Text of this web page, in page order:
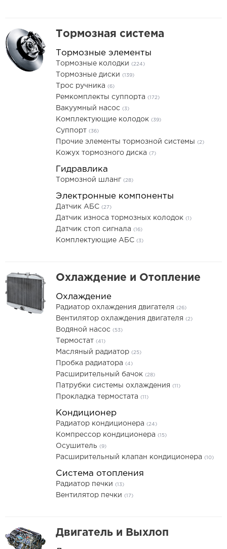
Тормозная система
Тормозные элементы
Тормозные колодки (224)
Тормозные диски (139)
Трос ручника (6)
Ремкомплекты суппорта (172)
Вакуумный насос (3)
Комплектующие колодок (39)
Суппорт (36)
Прочие элементы тормозной системы (2)
Кожух тормозного диска (7)
Гидравлика
Тормозной шланг (28)
Электронные компоненты
Датчик АБС (27)
Датчик износа тормозных колодок (1)
Датчик стоп сигнала (16)
Комплектующие АБС (3)
Охлаждение и Отопление
Охлаждение
Радиатор охлаждения двигателя (26)
Вентилятор охлаждения двигателя (2)
Водяной насос (53)
Термостат (41)
Масляный радиатор (25)
Пробка радиатора (4)
Расширительный бачок (28)
Патрубки системы охлаждения (11)
Прокладка термостата (11)
Кондиционер
Радиатор кондиционера (24)
Компрессор кондиционера (15)
Осушитель (9)
Расширительный клапан кондиционера (10)
Система отопления
Радиатор печки (13)
Вентилятор печки (17)
Двигатель и Выхлоп